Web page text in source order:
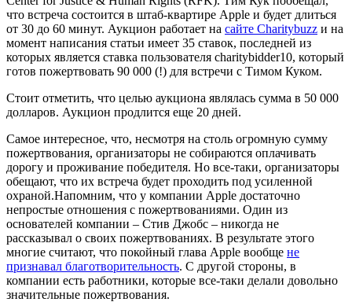
что встреча состоится в штаб-квартире Apple и будет длиться
от 30 до 60 минут. Аукцион работает на сайте Charitybuzz и на
момент написания статьи имеет 35 ставок, последней из
которых является ставка пользователя charitybidder10, который
готов пожертвовать 90 000 (!) для встречи с Тимом Куком.
Стоит отметить, что целью аукциона являлась сумма в 50 000
долларов. Аукцион продлится еще 20 дней.
Самое интересное, что, несмотря на столь огромную сумму
пожертвования, организаторы не собираются оплачивать
дорогу и проживание победителя. Но все-таки, организаторы
обещают, что их встреча будет проходить под усиленной
охраной.Напомним, что у компании Apple достаточно
непростые отношения с пожертвованиями. Один из
основателей компании – Стив Джобс – никогда не
рассказывал о своих пожертвованиях. В результате этого
многие считают, что покойный глава Apple вообще не
признавал благотворительность. С другой стороны, в
компании есть работники, которые все-таки делали довольно
значительные пожертвования.